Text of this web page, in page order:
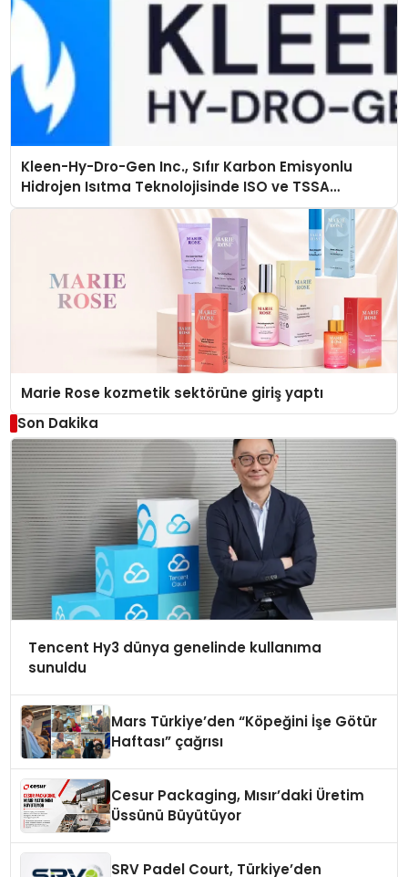
Kleen-Hy-Dro-Gen Inc., Sıfır Karbon Emisyonlu
Hidrojen Isıtma Teknolojisinde ISO ve TSSA
Düzenleyici Onaylarını Aldı
Marie Rose kozmetik sektörüne giriş yaptı
Son Dakika
Tencent Hy3 dünya genelinde kullanıma
sunuldu
Mars Türkiye’den “Köpeğini İşe Götür
Haftası” çağrısı
Cesur Packaging, Mısır’daki Üretim
Üssünü Büyütüyor
SRV Padel Court, Türkiye’den